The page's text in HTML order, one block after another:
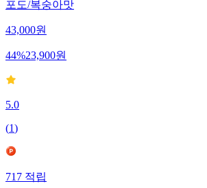
포도/복숭아맛
43,000원
44%23,900원
5.0
(1)
717적립